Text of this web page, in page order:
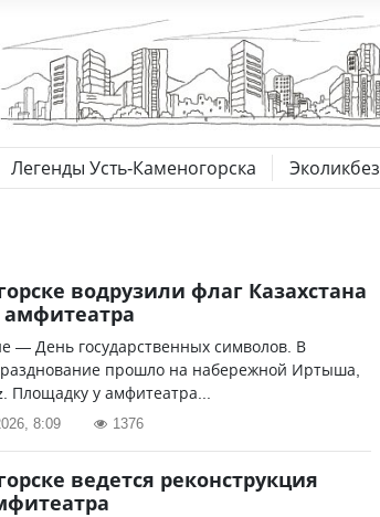
Легенды Усть-Каменогорска Эколикбез
водрузили флаг Казахстана
— День государственных символов. В
прошло на набережной Иртыша,
Площадку у амфитеатра...
8:09 1376
ведется реконструкция